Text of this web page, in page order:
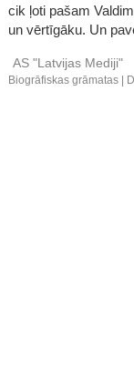
cik ļoti pašam
un vērtīgāku. Un
AS "Latvijas Mediji"
Biogrāfiskas grāmatas